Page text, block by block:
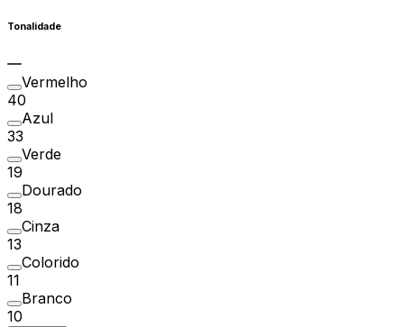
Tonalidade
Vermelho
40
Azul
33
Verde
19
Dourado
18
Cinza
13
Colorido
11
Branco
10